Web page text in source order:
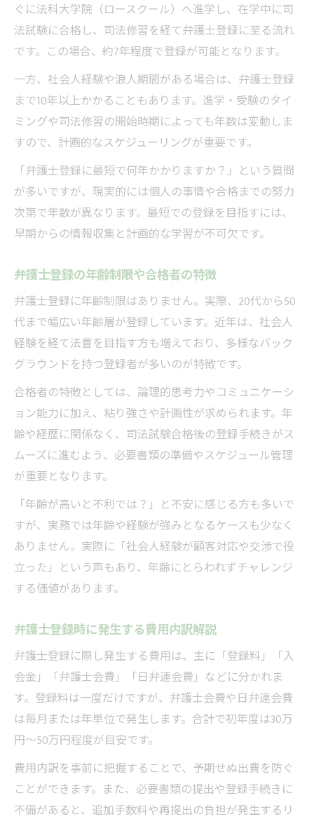
ぐに法科大学院（ロースクール）へ進学し、在学中に司
法試験に合格し、司法修習を経て弁護士登録に至る流れ
です。この場合、約7年程度で登録が可能となります。
一方、社会人経験や浪人期間がある場合は、弁護士登録
まで10年以上かかることもあります。進学・受験のタイ
ミングや司法修習の開始時期によっても年数は変動しま
すので、計画的なスケジューリングが重要です。
「弁護士登録に最短で何年かかりますか？」という質問
が多いですが、現実的には個人の事情や合格までの努力
次第で年数が異なります。最短での登録を目指すには、
早期からの情報収集と計画的な学習が不可欠です。
弁護士登録の年齢制限や合格者の特徴
弁護士登録に年齢制限はありません。実際、20代から50
代まで幅広い年齢層が登録しています。近年は、社会人
経験を経て法曹を目指す方も増えており、多様なバック
グラウンドを持つ登録者が多いのが特徴です。
合格者の特徴としては、論理的思考力やコミュニケーシ
ョン能力に加え、粘り強さや計画性が求められます。年
齢や経歴に関係なく、司法試験合格後の登録手続きがス
ムーズに進むよう、必要書類の準備やスケジュール管理
が重要となります。
「年齢が高いと不利では？」と不安に感じる方も多いで
すが、実務では年齢や経験が強みとなるケースも少なく
ありません。実際に「社会人経験が顧客対応や交渉で役
立った」という声もあり、年齢にとらわれずチャレンジ
する価値があります。
弁護士登録時に発生する費用内訳解説
弁護士登録に際し発生する費用は、主に「登録料」「入
会金」「弁護士会費」「日弁連会費」などに分かれま
す。登録料は一度だけですが、弁護士会費や日弁連会費
は毎月または年単位で発生します。合計で初年度は30万
円〜50万円程度が目安です。
費用内訳を事前に把握することで、予期せぬ出費を防ぐ
ことができます。また、必要書類の提出や登録手続きに
不備があると、追加手数料や再提出の負担が発生するリ